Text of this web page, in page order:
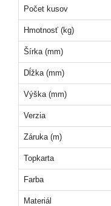
Počet kusov
Hmotnosť (kg)
Šírka (mm)
Dĺžka (mm)
Výška (mm)
Verzia
Záruka (m)
Topkarta
Farba
Materiál